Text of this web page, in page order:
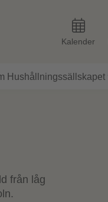
Kalender
Hushållningssällskapet